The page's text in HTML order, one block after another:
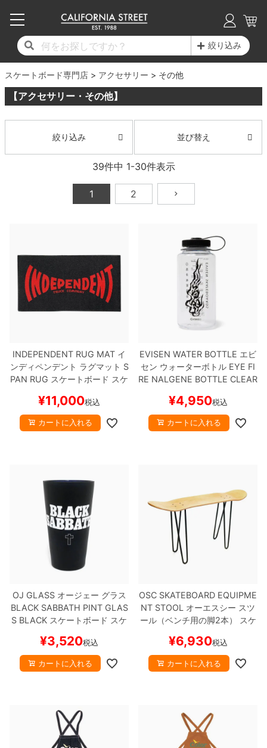
絞り込み
スケートボード専門店 アクセサリー その他
【アクセサリー・その他】
絞り込み 並び替え
39件中 1-30件表示
1 2
INDEPENDENT RUG MAT イ
ンディペンデント ラグマット S
PAN RUG スケートボード スケ
¥11,000税込
カートに入れる
EVISEN WATER BOTTLE エビ
セン ウォーターボトル EYE FI
RE NALGENE BOTTLE CLEAR
¥4,950税込
カートに入れる
OJ GLASSオージェー グラス
BLACK SABBATH PINT GLAS
S BLACK スケートボード スケ
¥3,520税込
カートに入れる
OSC SKATEBOARD EQUIPME
NT STOOL オーエスシー スツ
ール（ベンチ用の脚2本）
スケ
¥6,930税込
カートに入れる
17時までのご注文は当日発送！
11,000円以上で送料無料！
毎月1日はポイント5倍！10日と20日は3倍！
コンプリートセット（完成品）
デッキ
17時までのご注文は当日発送！
11,000円以上で送料無料！
毎月1日はポイント5倍！10日と20日は3倍！
デッキ新着一覧
デッキブランド一覧（全てのデッキ）
サイズからデッキを選ぶ
子供用デッキ
7.0inch以下
7.2inch
7.8inch
7.9inch
8.1inch
8.2inch
8.6inch
8.9inch
9.0inch以上
シェイプデッキ
17時までのご注文は当日発送！
11,000円以上で送料無料！
毎月1日はポイント5倍！10日と20日は3倍！
トラック新着一覧
トラックブランド一覧（全てのトラック）
適合デッキサイズから選ぶ
7.0inch以下
7.2inch
7.3inch
7.9inch
8.0inch
8.2inch
8.3inch
9.0inch以上
17時までのご注文は当日発送！
11,000円以上で送料無料！
毎月1日はポイント5倍！10日と20日は3倍！
ウィール新着一覧
ウィールブランド一覧（全てのウィール）
ウィールをサイズから選ぶ
50mm
51mm
52mm
57mm
58mm
60mm
62mm
110mm
スピットファイヤー F4（フォーミュラフォ
ボーンズ STF（エスティーエフ）
パウエルペラルタ DF（ドラゴンフォーミュ
デッキテープ
ボルト
足回りセット（トラック・ウィールセット）
ヘルメット・パッド
練習用アイテム（初心者におすすめ）
17時までのご注文は当日発送！
11,000円以上で送料無料！
毎月1日はポイント5倍！10日と20日は3倍！
シューズ新着一覧
シューズブランド一覧
シューズをサイズから選ぶ
20cm
21cm
22cm
24.5cm
25cm
26cm
26.5cm
28.5cm
30cm
シューレース・その他
17時までのご注文は当日発送！
11,000円以上で送料無料！
毎月1日はポイント5倍！10日と20日は3倍！
Tシャツ
ロングスリーブTシャツ
パンツ
ショーツ
7分袖シャツ・ラグラン
半袖シャツ
キャップ
サイズの測り方
17時までのご注文は当日発送！
11,000円以上で送料無料！
毎月1日はポイント5倍！10日と20日は3倍！
最新ブログ一覧
カテゴリー
17時までのご注文は当日発送！
11,000円以上で送料無料！
毎月1日はポイント5倍！10日と20日は3倍！
初心者の方へ
スタッフおすすめアイテム
INFO
スケートパーク情報
17時までのご注文は当日発送！
11,000円以上で送料無料！
毎月1日はポイント5倍！10日と20日は3倍！
店舗情報
ショップライダー紹介
カリフォルニアストリートの歴史
プライバシーポリシー
特定商取引法に基づく表記